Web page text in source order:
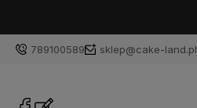
789100589 sklep@cake-land.pl